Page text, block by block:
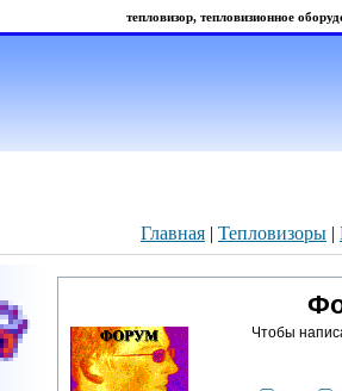
тепловизор, тепловизионное
Главная | Тепловизоры |
Чтобы